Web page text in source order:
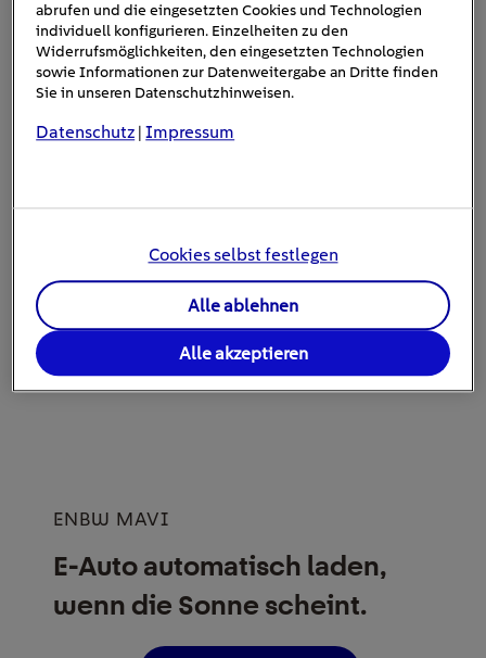
die PV-Anlage als auch elektrische Geräte im Haushalt
beschädigen.
Ferneinschlag
Ein Ferneinschlag findet in einer Entfernung von mehr als
die Auswirkungen zu minimieren.
ENBW MAVI
E-Auto automatisch laden,
wenn die Sonne scheint.
abrufen und die eingesetzten Cookies und Technologien
individuell konfigurieren. Einzelheiten zu den
Widerrufsmöglichkeiten, den eingesetzten Technologien
sowie Informationen zur Datenweitergabe an Dritte finden
Sie in unseren Datenschutzhinweisen.
Datenschutz |Impressum
Cookies selbst festlegen
Alle ablehnen
Alle akzeptieren